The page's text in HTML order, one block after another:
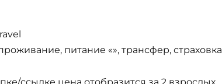
питание «», трансфер, страховка
ссылке цена отобразится за 2 взрослых.